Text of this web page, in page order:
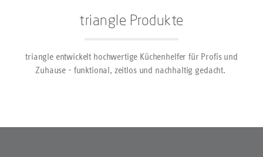
Klinge und Griff sind exakt
aufeinander abgestimmt und
geeignet, Handreinigung
empfohlen.
triangle Produkte
triangle entwickelt hochwertige Küchenhelfer für Profis und
Zuhause - funktional, zeitlos und nachhaltig gedacht.